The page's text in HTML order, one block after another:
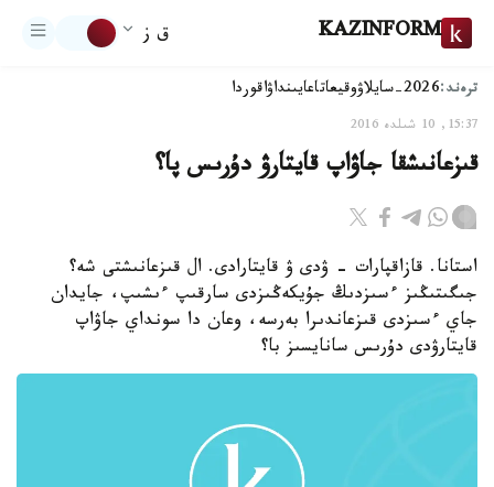
KAZINFORM ق ز
ترەند:2026-سايلاۋ وقيعاتاعايىنداۋاقوردا
15:37, 10 شىلدە 2016
قىزعانىشقا جاۋاپ قايتارۋ دۇرىس پا؟
استانا. قازاقپارات - ۋدى ۋ قايتارادى. ال قىزعانىشتى شە؟
جىگىتىڭىز ءسىزدىڭ جۇيكەڭىزدى سارقىپ ءىشىپ، جايدان
جاي ءسىزدى قىزعاندىرا بەرسە، وعان دا سونداي جاۋاپ
قايتارۋدى دۇرىس سانايسىز با؟